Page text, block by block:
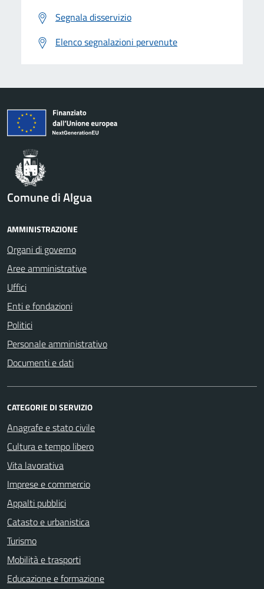
Segnala disservizio
Elenco segnalazioni pervenute
Comune di Algua
AMMINISTRAZIONE
Organi di governo
Aree amministrative
Uffici
Enti e fondazioni
Politici
Personale amministrativo
Documenti e dati
CATEGORIE DI SERVIZIO
Anagrafe e stato civile
Cultura e tempo libero
Vita lavorativa
Imprese e commercio
Appalti pubblici
Catasto e urbanistica
Turismo
Mobilità e trasporti
Educazione e formazione